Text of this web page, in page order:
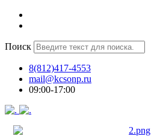
Поиск
8(812)417-4553
mail@kcsonp.ru
09:00-17:00